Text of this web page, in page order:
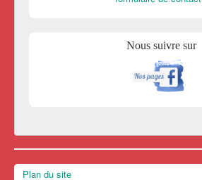
Nous suivre sur
Plan du site